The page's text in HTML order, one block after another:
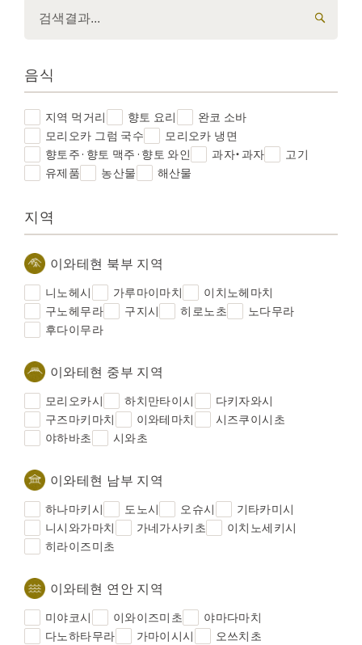
음식
지역 먹거리 향토 요리
완코 소바
모리오카 그럼 국수
모리오카 냉면
향토주·향토 맥주·향토 와인
과자・과자
고기
유제품
농산물 해산물
지역
이와테현 북부 지역
니노헤시 가루마이마치
이치노헤마치
구노헤무라
구지시 히로노초
노다무라
후다이무라
이와테현 중부 지역
모리오카시 하치만타이시
다키자와시
구즈마키마치
이와테마치
시즈쿠이시초
야하바초
시와초
이와테현 남부 지역
하나마키시 도노시 오슈시
기타카미시
니시와가마치
가네가사키초
이치노세키시
히라이즈미초
이와테현 연안 지역
미야코시 이와이즈미초
야마다마치
다노하타무라
가마이시시
오쓰치초